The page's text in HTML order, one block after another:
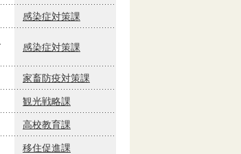
感染症対策課
感染症対策課
家畜防疫対策課
観光戦略課
高校教育課
移住促進課